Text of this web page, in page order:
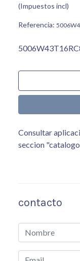
(Impuestos incl)
Referencia:
Consultar
seccion
contacto